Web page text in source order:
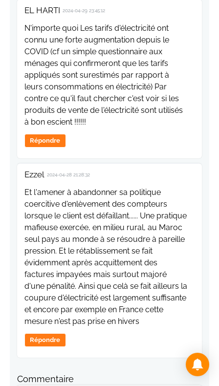
EL HARTI 2024-04-29 23:45:12
N'importe quoi Les tarifs d'électricité ont
connu une forte augmentation depuis le
COVID (cf un simple questionnaire aux
ménages qui confirmeront que les tarifs
appliqués sont surestimés par rapport à
leurs consommations en électricité) Par
contre ce qu'il faut chercher c'est voir si les
produits de vente de l'électricité sont utilisés
à bon escient !!!!!!
Répondre
Ezzel 2024-04-28 21:28:32
Et l'amener à abandonner sa politique
coercitive d'enlèvement des compteurs
lorsque le client est défaillant...... Une pratique
mafieuse exercée, en milieu rural, au Maroc
seul pays au monde à se résoudre à pareille
pression. Et le rétablissement se fait
évidemment après acquittement des
factures impayées mais surtout majoré
d'une pénalité. Ainsi que celà se fait ailleurs la
coupure d'électricité est largement suffisante
et encore par exemple en France cette
mesure n'est pas prise en hivers
Répondre
Commentaire